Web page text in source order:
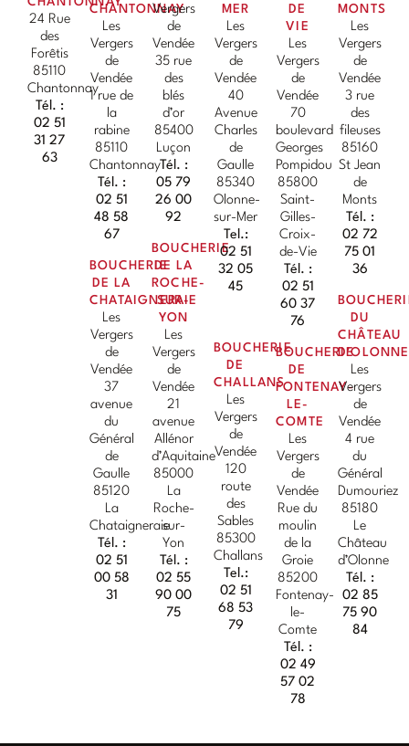
24 Rue
des
Forêtis
85110
Chantonnay
Tél. :
02 51
31 27
63
CHANTONNAY
Les
Vergers
de
Vendée
1 rue de
la
rabine
85110
Chantonnay
Tél. :
02 51
48 58
67
BOUCHERIE
DE LA
CHATAIGNERAIE
Les
Vergers
de
Vendée
37
avenue
du
Général
de
Gaulle
85120
La
Chataigneraie
Tél. :
02 51
00 58
31
Vergers
de
Vendée
35 rue
des
blés
d’or
85400
Luçon
Tél. :
05 79
26 00
92
BOUCHERIE
DE LA
ROCHE-
SUR-
YON
Les
Vergers
de
Vendée
21
avenue
Allénor
d’Aquitaine
85000
La
Roche-
sur-
Yon
Tél. :
02 55
90 00
75
MER
Les
Vergers
de
Vendée
40
Avenue
Charles
de
Gaulle
85340
Olonne-
sur-Mer
Tel.:
02 51
32 05
45
BOUCHERIE
DE
CHALLANS
Les
Vergers
de
Vendée
120
route
des
Sables
85300
Challans
Tel.:
02 51
68 53
79
DE
VIE
Les
Vergers
de
Vendée
70
boulevard
Georges
Pompidou
85800
Saint-
Gilles-
Croix-
de-Vie
Tél. :
02 51
60 37
76
BOUCHERIE
DE
FONTENAY-
LE-
COMTE
Les
Vergers
de
Vendée
Rue du
moulin
de la
Groie
85200
Fontenay-
le-
Comte
Tél. :
02 49
57 02
78
MONTS
Les
Vergers
de
Vendée
3 rue
des
fileuses
85160
St Jean
de
Monts
Tél. :
02 72
75 01
36
DU
CHÂTEAU
D'OLONNE
Les
Vergers
de
Vendée
4 rue
du
Général
Dumouriez
85180
Le
Château
d’Olonne
Tél. :
02 85
75 90
84